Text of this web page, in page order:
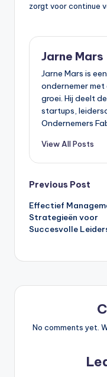
zorgt voor continue
Jarne Mars
Jarne Mars is
ondernemer
groei. Hij deelt
startups,
Ondernemers
View All Posts
Post
Previous Post
Effectief
Strategieën voor
Succesvolle
No comments yet.